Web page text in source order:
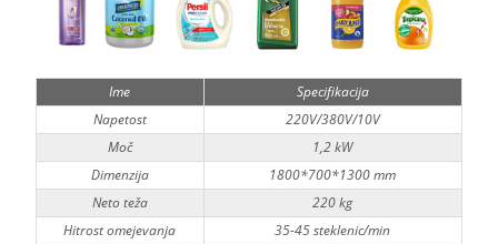
Ime
Specifikacija
Napetost
220V/380V/10V
Moč
1,2 kW
Dimenzija
1800*700*1300 mm
Neto teža
220 kg
Hitrost omejevanja
35-45 steklenic/min